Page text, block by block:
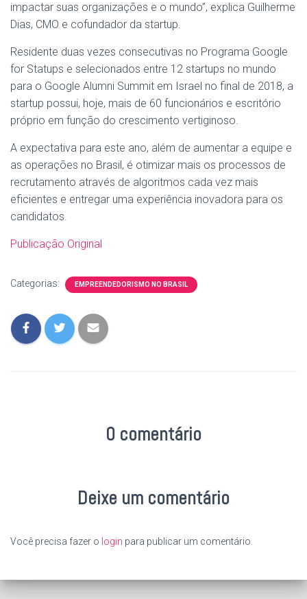
impactar suas organizações e o mundo”, explica Guilherme
Dias, CMO e cofundador da startup.
Residente duas vezes consecutivas no Programa Google
for Statups e selecionados entre 12 startups no mundo
para o Google Alumni Summit em Israel no final de 2018, a
startup possui, hoje, mais de 60 funcionários e escritório
próprio em função do crescimento vertiginoso.
A expectativa para este ano, além de aumentar a equipe e
as operações no Brasil, é otimizar mais os processos de
recrutamento através de algoritmos cada vez mais
eficientes e entregar uma experiência inovadora para os
candidatos.
Publicação Original
Categorias: EMPREENDEDORISMO NO BRASIL
0 comentário
Deixe um comentário
Você precisa fazer o login para publicar um comentário.